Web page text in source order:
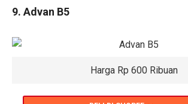
9. Advan B5
Harga Rp 600 Ribuan